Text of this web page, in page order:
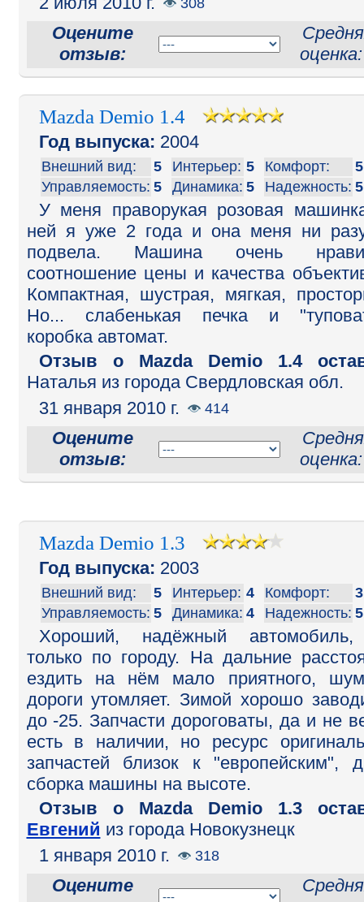
308
Оцените
отзыв:
Mazda Demio 1.4
Год выпуска: 2004
Внешний вид: 5 Интерьер: 5 Комфорт:
5
Управляемость: 5 Динамика: 5 Надежность: 5
У меня праворукая розовая
ней я уже 2 года и она меня ни
подвела. Машина очень
соотношение цены и качества
Компактная, шустрая, мягкая,
Но... слабенькая печка и
коробка автомат.
Отзыв o Mazda Demio 1.4
Наталья из города Свердловская обл.
31 января 2010 г.
414
Оцените
отзыв:
Mazda Demio 1.3
Год выпуска: 2003
Внешний вид: 5 Интерьер: 4 Комфорт:
3
Управляемость: 5 Динамика: 4 Надежность: 5
Хороший, надёжный
только по городу. На дальние
ездить на нём мало приятного,
дороги утомляет. Зимой хорошо
до -25. Запчасти дороговаты, да и не
есть в наличии, но ресурс
запчастей близок к "европейским",
сборка машины на высоте.
Отзыв o Mazda Demio 1.3
Евгений из города Новокузнецк
1 января 2010 г.
318
Оцените